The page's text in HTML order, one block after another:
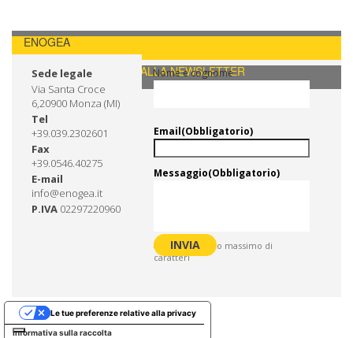
ENOGEA
CONTATTI / ISCRIVITI ALLA NEWSLETTER
Sede legale
Via Santa Croce
6,20900 Monza (MI)
Tel
+39.039.2302601
Fax
+39.0546.40275
E-mail
info@enogea.it
P.IVA 02297220960
Nome e cognome
Email(Obbligatorio)
Messaggio(Obbligatorio)
0 di 600 numero massimo di
caratteri
Informativa sulla raccolta
Le tue preferenze relative alla privacy